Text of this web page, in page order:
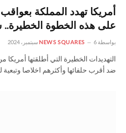
أمريكا تهدد المملكة
على هذه الخطوة
بواسطة NEWS SQUARES 6 سبتمبر، 2024
التهديدات الخطيرة التي أطلقتها أمريكا
ضد أقرب حلفائها وأكثرهم اخلاصا